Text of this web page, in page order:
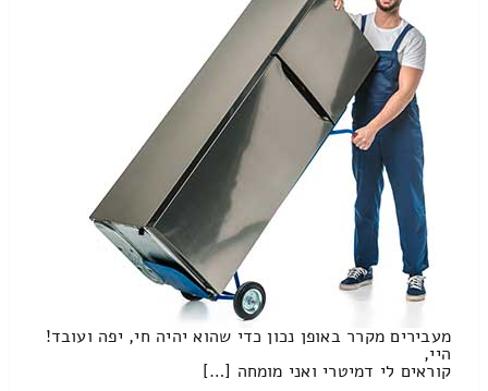
מעבירים מקרר באופן נכון כדי שהוא יהיה חי, יפה ועובד!
היי,
קוראים לי דמיטרי ואני מומחה […]